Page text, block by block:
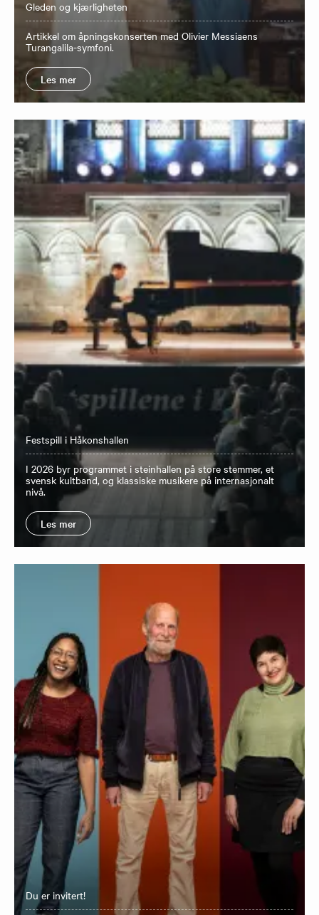
Gleden og kjærligheten
Artikkel om åpningskonserten med Olivier Messiaens
Turangalila-symfoni.
Les mer
Festspill i Håkonshallen
I 2026 byr programmet i steinhallen på store stemmer, et
svensk kultband, og klassiske musikere på internasjonalt
nivå.
Les mer
Du er invitert!